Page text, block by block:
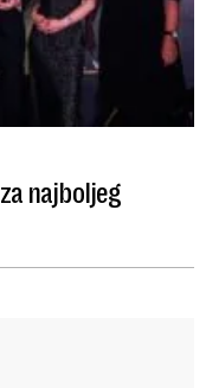
najboljeg